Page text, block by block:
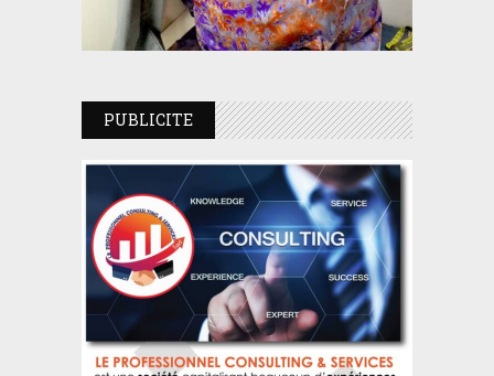
PUBLICITE